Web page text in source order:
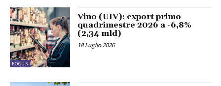
FOCUS
Vino (UIV): export primo
quadrimestre 2026 a -6,8%
(2,34 mld)
18 Luglio 2026